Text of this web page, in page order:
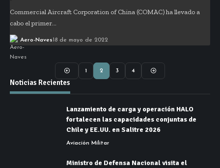
Commercial Aircraft Corporation of China (COMAC) ha llevado a
cabo el primer…
Aero-Naves18 de mayo de 2022
1 2 3 4
Noticias Recientes
Lanzamiento de carga y operación HALO
fortalecen las capacidades conjuntas de
Chile y EE.UU. en Salitre 2026
Aviación Militar
Ministro de Defensa Nacional visita el